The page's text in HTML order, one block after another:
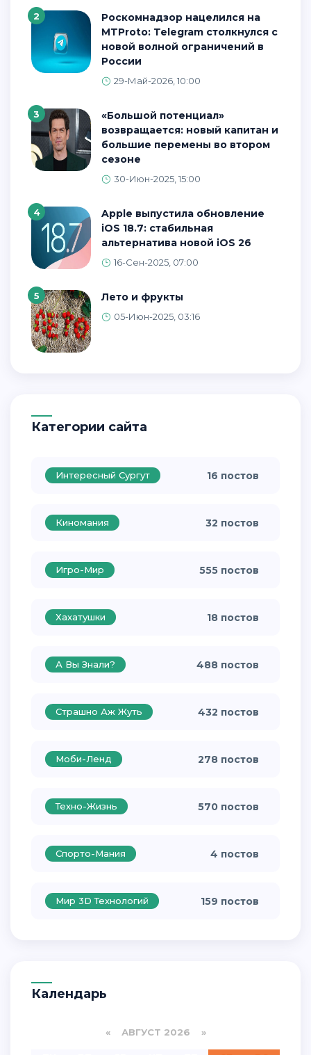
2
Роскомнадзор нацелился на
MTProto: Telegram столкнулся с
новой волной ограничений в
России
29-Май-2026, 10:00
3
«Большой потенциал»
возвращается: новый капитан и
большие перемены во втором
сезоне
30-Июн-2025, 15:00
4
Apple выпустила обновление
iOS 18.7: стабильная
альтернатива новой iOS 26
16-Сен-2025, 07:00
5 Лето и фрукты
05-Июн-2025, 03:16
Категории сайта
Интересный Сургут 16 постов
Киномания 32 постов
Игро-Мир 555 постов
Хахатушки 18 постов
А Вы Знали? 488 постов
Страшно Аж Жуть 432 постов
Моби-Ленд 278 постов
Техно-Жизнь 570 постов
Спорто-Мания 4 постов
Мир 3D Технологий 159 постов
Календарь
«АВГУСТ 2026 »